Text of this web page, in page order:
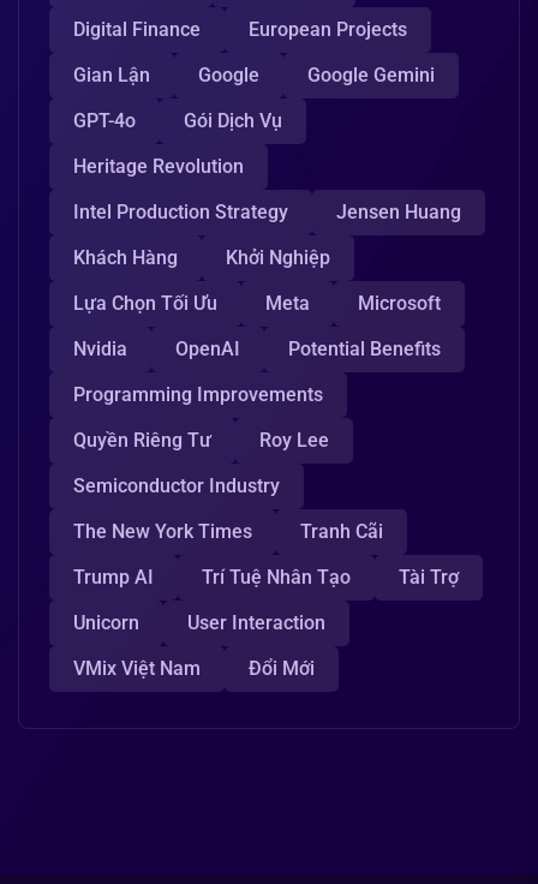
Digital Finance
European Projects
Gian Lận
Google
Google Gemini
GPT-4o
Gói Dịch Vụ
Heritage Revolution
Intel Production Strategy
Jensen Huang
Khách Hàng
Khởi Nghiệp
Lựa Chọn Tối Ưu
Meta
Microsoft
Nvidia
OpenAI
Potential Benefits
Programming Improvements
Quyền Riêng Tư
Roy Lee
Semiconductor Industry
The New York Times
Tranh Cãi
Trump AI
Trí Tuệ Nhân Tạo
Tài Trợ
Unicorn
User Interaction
VMix Việt Nam
Đổi Mới